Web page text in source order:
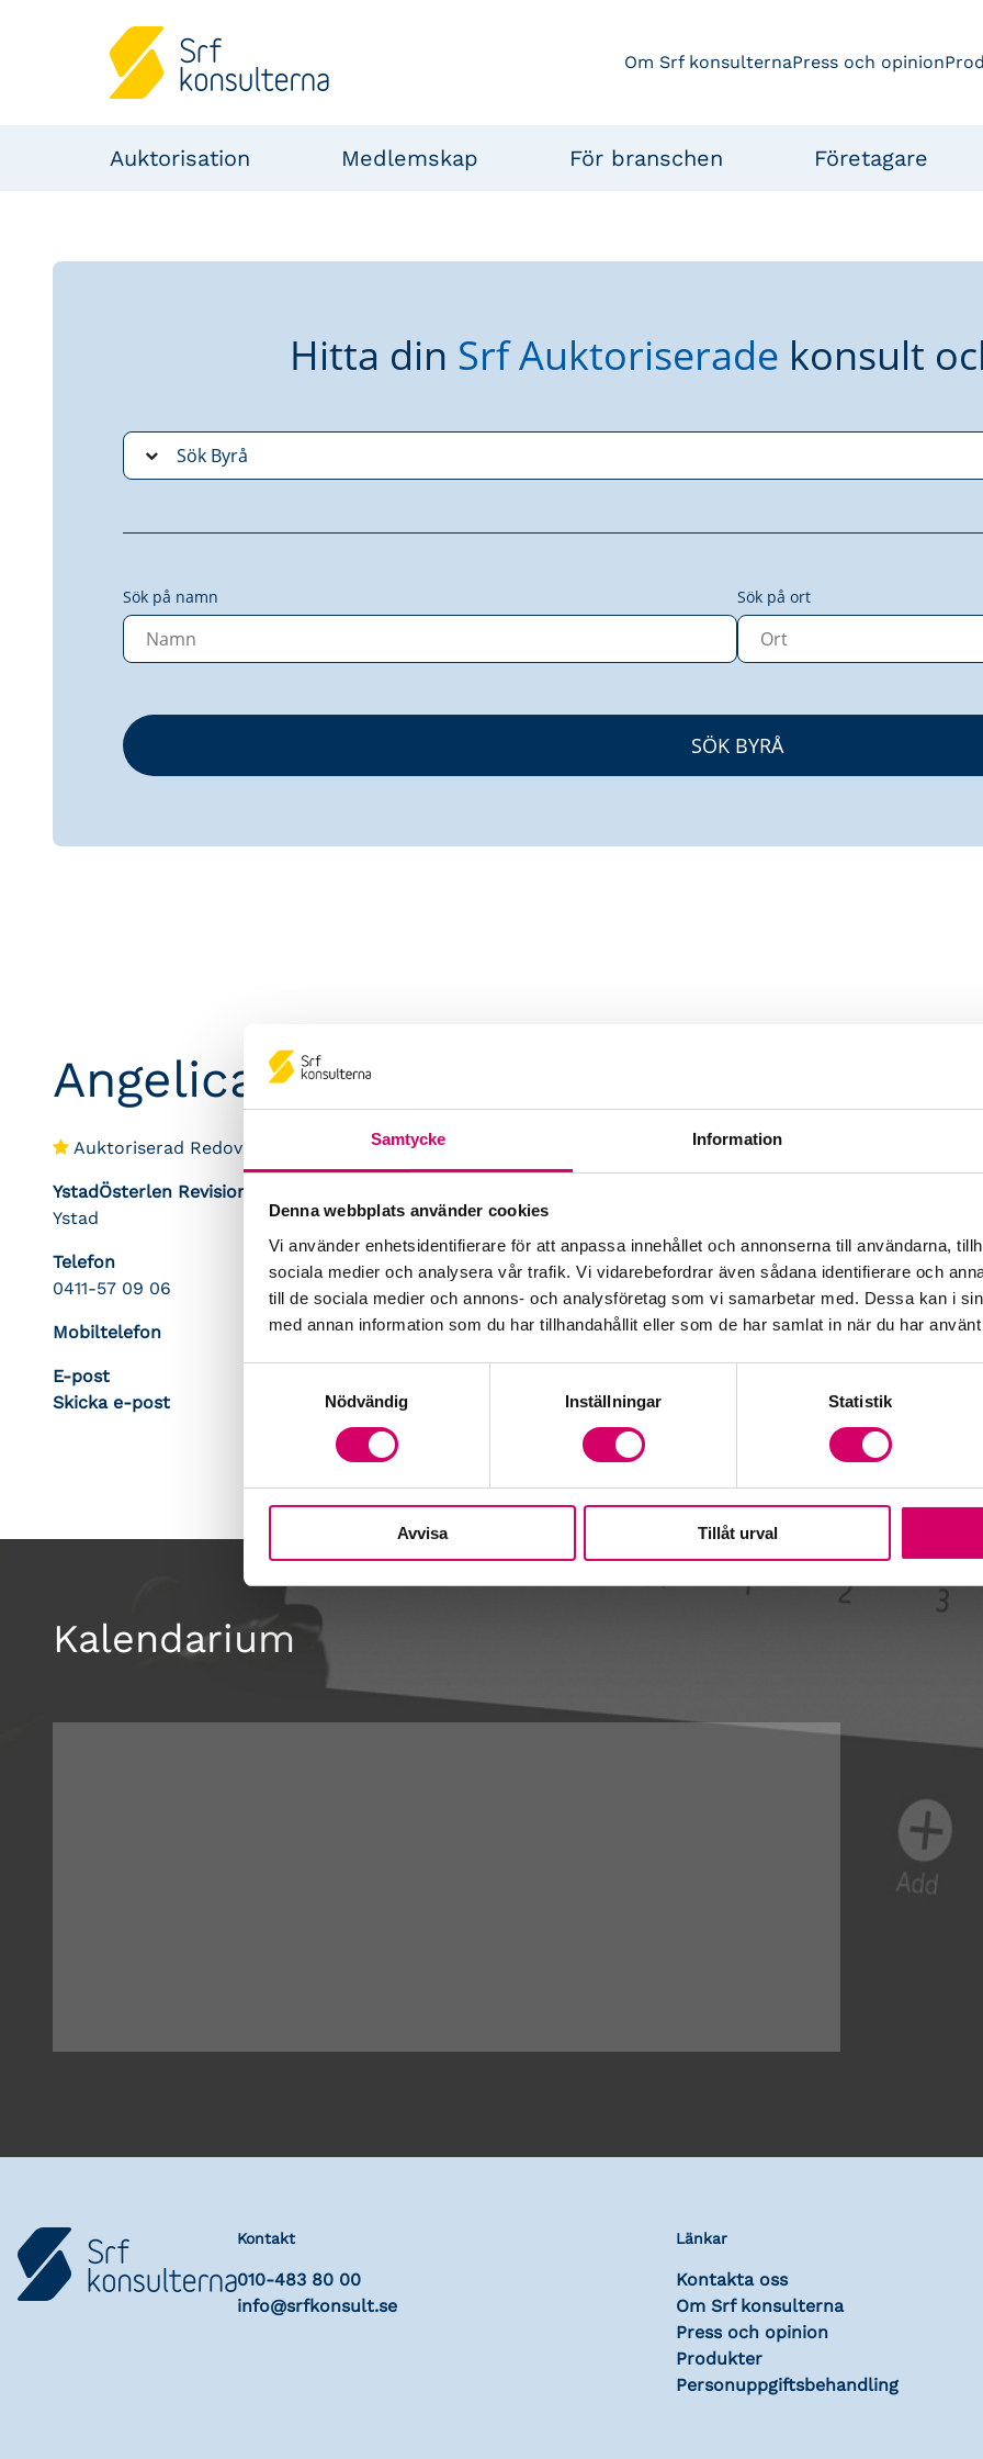
Samtycke Information
Denna webbplats använder cookies
Vi använder enhetsidentifierare för att anpassa innehållet och annonserna till användarna,
sociala medier och analysera vår trafik. Vi vidarebefordrar även sådana identifierare och
till de sociala medier och annons- och analysföretag som vi samarbetar med. Dessa kan i
med annan information som du har tillhandahållit eller som de har samlat in när du har
Nödvändig
Inställningar Statistik
Avvisa Tillåt urval
Om Srf konsulternaPress och opinion
Auktorisation Medlemskap För branschen Företagare
Hitta din Srf Auktoriserade konsult
Sök på namn Sök på ort
Angelica Hallberg
Auktoriserad Redovisningskonsult
YstadÖsterlen Revision AB
Ystad
Telefon
0411-57 09 06
Mobiltelefon
E-post
Skicka e-post
Kalendarium
Kontakt
010-483 80 00
info@srfkonsult.se
Länkar
Kontakta oss
Om Srf konsulterna
Press och opinion
Produkter
Personuppgiftsbehandling